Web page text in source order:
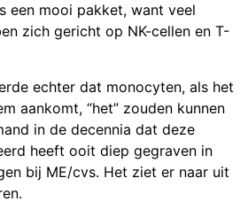
een mooi pakket, want veel
zich gericht op NK-cellen en T-
echter dat monocyten, als het
aankomt, “het” zouden kunnen
in de decennia dat deze
heeft ooit diep gegraven in
bij ME/cvs. Het ziet er naar uit